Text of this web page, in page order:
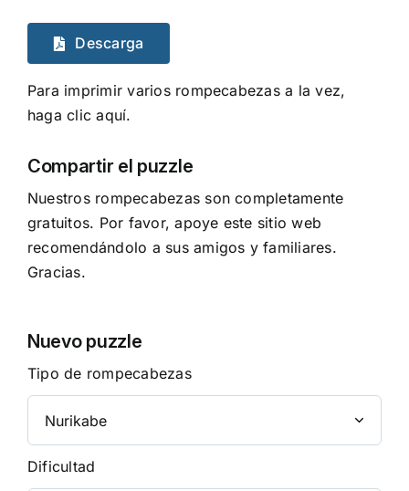
Descarga
Para imprimir varios rompecabezas a la vez,
haga clic aquí.
Compartir el puzzle
Nuestros rompecabezas son completamente
gratuitos. Por favor, apoye este sitio web
recomendándolo a sus amigos y familiares.
Gracias.
Nuevo puzzle
Tipo de rompecabezas
Dificultad